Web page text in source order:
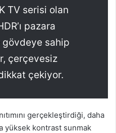
TV serisi olan
pazara
sahip
çerçevesiz
çekiyor.
gerçekleştirdiği, daha
yüksek kontrast sunmak